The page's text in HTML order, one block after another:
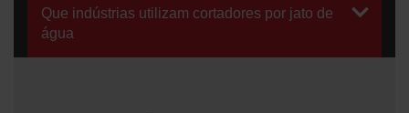
SAIBA MAIS SOBRE OS SISTEMAS
DE JATO DE ÁGUA
Que indústrias utilizam cortadores por jato de
água